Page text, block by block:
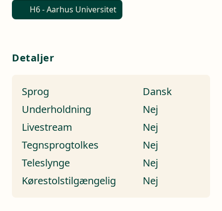
H6 - Aarhus Universitet
Detaljer
Sprog
Dansk
Underholdning
Nej
Livestream
Nej
Tegnsprogtolkes
Nej
Teleslynge
Nej
Kørestolstilgængelig
Nej